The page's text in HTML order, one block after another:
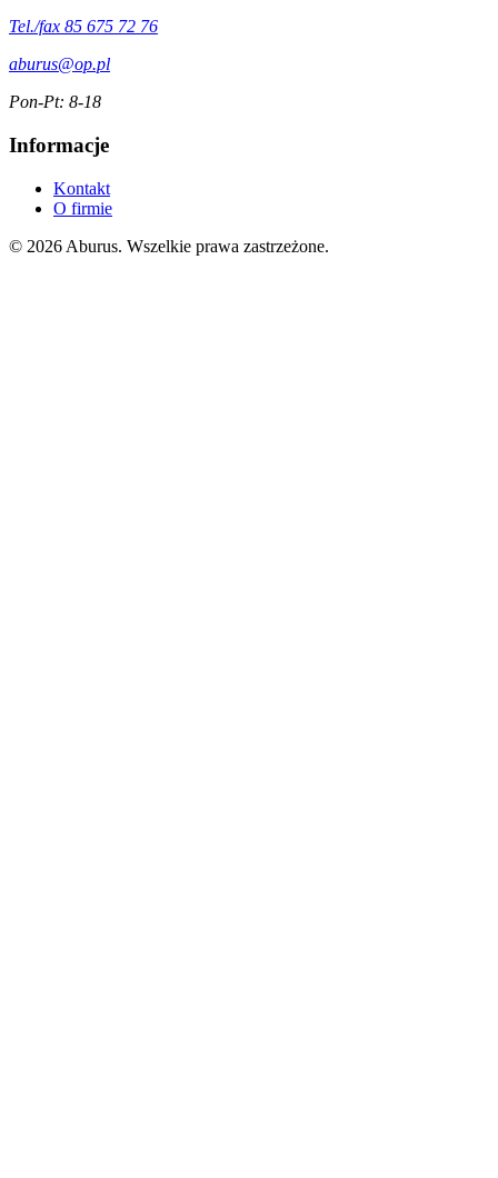
Tel./fax 85 675 72 76
aburus@op.pl
Pon-Pt: 8-18
Informacje
Kontakt
O firmie
© 2026 Aburus. Wszelkie prawa zastrzeżone.